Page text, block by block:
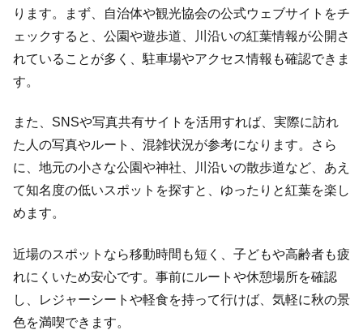
ります。まず、自治体や観光協会の公式ウェブサイトをチ
ェックすると、公園や遊歩道、川沿いの紅葉情報が公開さ
れていることが多く、駐車場やアクセス情報も確認できま
す。
また、SNSや写真共有サイトを活用すれば、実際に訪れ
た人の写真やルート、混雑状況が参考になります。さら
に、地元の小さな公園や神社、川沿いの散歩道など、あえ
て知名度の低いスポットを探すと、ゆったりと紅葉を楽し
めます。
近場のスポットなら移動時間も短く、子どもや高齢者も疲
れにくいため安心です。事前にルートや休憩場所を確認
し、レジャーシートや軽食を持って行けば、気軽に秋の景
色を満喫できます。